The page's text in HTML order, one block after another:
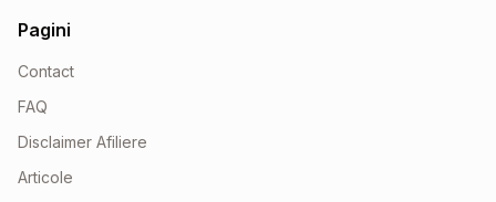
Pagini
Contact
FAQ
Disclaimer Afiliere
Articole